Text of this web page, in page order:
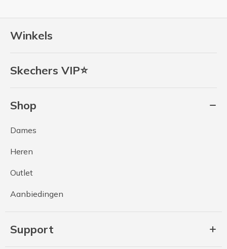
Winkels
Skechers VIP⭐
Shop
Dames
Heren
Outlet
Aanbiedingen
Support